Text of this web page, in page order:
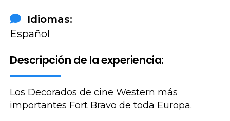
Idiomas:
Español
Descripción de la experiencia:
Los Decorados de cine Western más
importantes Fort Bravo de toda Europa.